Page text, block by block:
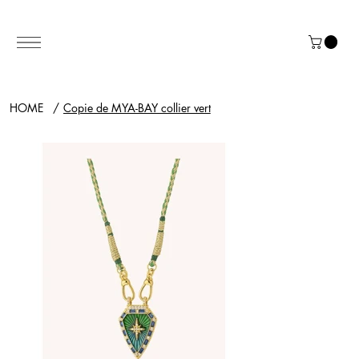
HOME / Copie de MYA-BAY collier vert